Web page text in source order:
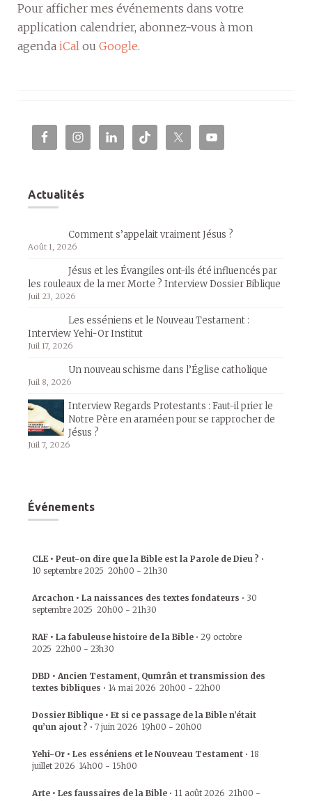
Pour afficher mes événements dans votre
application calendrier, abonnez-vous à mon
agenda iCal ou Google.
Actualités
Comment s’appelait vraiment Jésus ?
Août 1, 2026
Jésus et les Évangiles ont-ils été influencés par
les rouleaux de la mer Morte ? Interview Dossier Biblique
Juil 23, 2026
Les esséniens et le Nouveau Testament :
Interview Yehi-Or Institut
Juil 17, 2026
Un nouveau schisme dans l’Église catholique
Juil 8, 2026
Interview Regards Protestants : Faut-il prier le
Notre Père en araméen pour se rapprocher de
Jésus ?
Juil 7, 2026
Événements
CLE • Peut-on dire que la Bible est la Parole de Dieu ? •
10 septembre 2025 20h00 - 21h30
Arcachon • La naissances des textes fondateurs • 30
septembre 2025 20h00 - 21h30
RAF • La fabuleuse histoire de la Bible • 29 octobre
2025 22h00 - 23h30
DBD • Ancien Testament, Qumrân et transmission des
textes bibliques • 14 mai 2026 20h00 - 22h00
Dossier Biblique • Et si ce passage de la Bible n’était
qu’un ajout ? • 7 juin 2026 19h00 - 20h00
Yehi-Or • Les esséniens et le Nouveau Testament • 18
juillet 2026 14h00 - 15h00
Arte • Les faussaires de la Bible • 11 août 2026 21h00 -